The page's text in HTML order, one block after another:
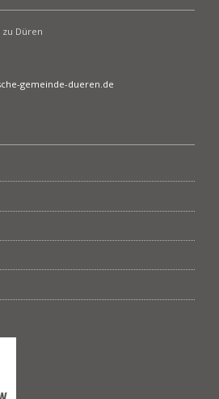
zu Düren
gemeinde-dueren.de